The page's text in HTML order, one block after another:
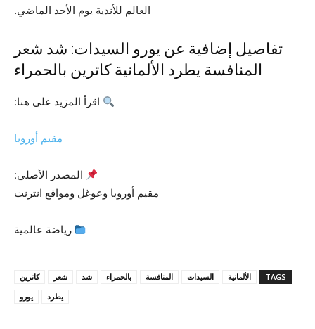
العالم للأندية يوم الأحد الماضي.
تفاصيل إضافية عن يورو السيدات: شد شعر
المنافسة يطرد الألمانية كاترين بالحمراء
اقرأ المزيد على هنا:
مقيم أوروبا
المصدر الأصلي:
مقيم أوروبا وعوغل ومواقع انترنت
رياضة عالمية
TAGS الألمانية السيدات المنافسة بالحمراء شد شعر
كاترين
يطرد
يورو